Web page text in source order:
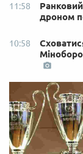
11:58
дроном
10:58